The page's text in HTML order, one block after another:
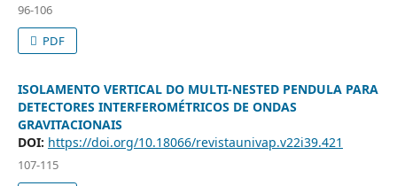
96-106
PDF
ISOLAMENTO VERTICAL DO MULTI-NESTED PENDULA PARA
DETECTORES INTERFEROMÉTRICOS DE ONDAS
GRAVITACIONAIS
DOI: https://doi.org/10.18066/revistaunivap.v22i39.421
107-115